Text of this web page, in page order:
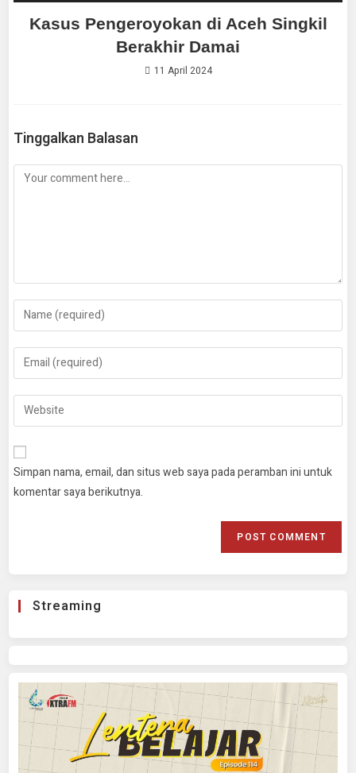
Kasus Pengeroyokan di Aceh Singkil
Berakhir Damai
11 April 2024
Tinggalkan Balasan
Simpan nama, email, dan situs web saya pada peramban ini untuk
komentar saya berikutnya.
Streaming